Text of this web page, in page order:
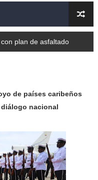
de cara a
mesa de trabajo con
la transformación del
sus avances en visita
celebra Semana
plan de asfaltado
de paísescaribeños
diálogo nacional